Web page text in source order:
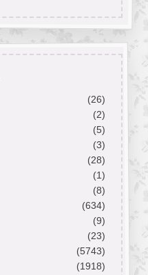
(26)
(2)
(5)
(3)
(28)
(1)
(8)
(634)
(9)
(23)
(5743)
(1918)